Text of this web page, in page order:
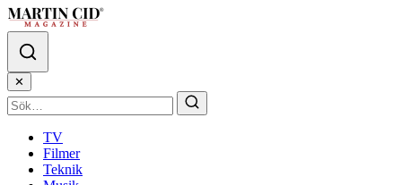
✕
TV
Filmer
Teknik